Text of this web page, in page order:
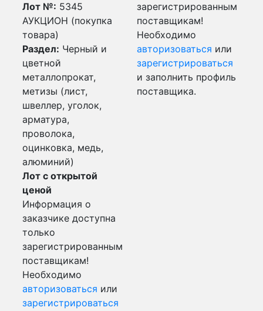
Лот №: 5345
АУКЦИОН (покупка
товара)
Раздел: Черный и
цветной
металлопрокат,
метизы (лист,
швеллер, уголок,
арматура,
проволока,
оцинковка, медь,
алюминий)
Лот с открытой
ценой
Информация о
заказчике доступна
только
зарегистрированным
поставщикам!
Необходимо
авторизоваться или
зарегистрироваться
зарегистрированным
поставщикам!
Необходимо
авторизоваться или
зарегистрироваться
и заполнить профиль
поставщика.